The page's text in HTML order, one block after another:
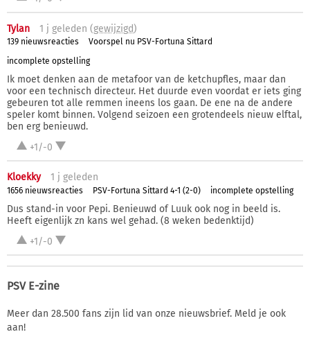
Tylan 1 j geleden (gewijzigd)
139 nieuwsreacties
Voorspel nu PSV-Fortuna Sittard
incomplete opstelling
Ik moet denken aan de metafoor van de ketchupfles, maar dan
voor een technisch directeur. Het duurde even voordat er iets ging
gebeuren tot alle remmen ineens los gaan. De ene na de andere
speler komt binnen. Volgend seizoen een grotendeels nieuw elftal,
ben erg benieuwd.
+1/-0
Kloekky 1 j geleden
1656 nieuwsreacties PSV-Fortuna Sittard 4-1 (2-0) incomplete opstelling
Dus stand-in voor Pepi. Benieuwd of Luuk ook nog in beeld is.
Heeft eigenlijk zn kans wel gehad. (8 weken bedenktijd)
+1/-0
PSV E-zine
Meer dan 28.500 fans zijn lid van onze nieuwsbrief. Meld je ook
aan!